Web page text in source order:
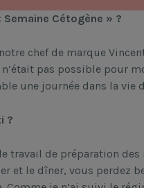
Cétogène » ?
chef de marque
pas possible pour
une journée dans la vie
?
travail de préparation
et le dîner, vous perdez